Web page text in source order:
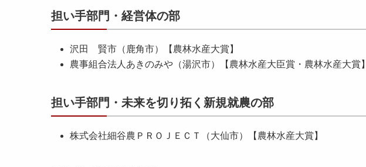
担い手部門・経営体の部
沢田 賢市（鹿角市）【農林水産大賞】
農事組合法人あきのみや（湯沢市）【農林水産大臣賞・農林水産大賞】
担い手部門・未来を切り拓く新規就農の部
株式会社細谷農ＰＲＯＪＥＣＴ（大仙市）【農林水産大賞】